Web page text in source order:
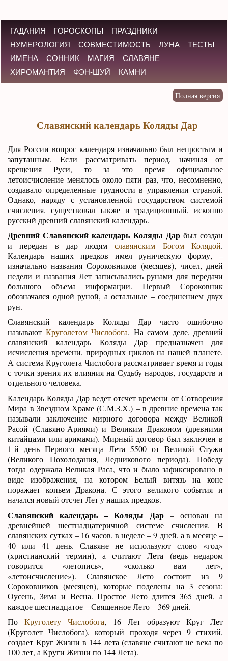
ГАДАНИЯ ГОРОСКОПЫ
ПРАЗДНИКИ
НУМЕРОЛОГИЯ
СОВМЕСТИМОСТЬ ЛУНА
ТЕСТЫ
ИМЕНА
СОННИК МАГИЯ
СЛАВЯНЕ
ХИРОМАНТИЯ
ФЭН-ШУЙ КАМНИ
Славянский календарь Коляды Дар
Для России вопрос календаря изначально был непростым и
запутанным. Если рассматривать период, начиная от
крещения Руси, то за это время официальное
летоисчисление менялось около пяти раз, что, несомненно,
создавало определенные трудности в управлении страной.
Однако, наряду с установленной государством системой
счисления, существовал также и традиционный, исконно
русский древний славянский календарь.
Древний Славянский календарь Коляды Дарбыл создан
и передан в дар людямславянским Богом Колядой.
Календарь наших предков имел руническую форму, –
изначально названия Сороковников (месяцев), чисел, дней
недели и названия Лет записывались рунами для передачи
большого объема информации. Первый Сороковник
обозначался одной руной, а остальные – соединением двух
рун.
Славянский календарь Коляды Дар часто ошибочно
называют Круголетом Числобога. На самом деле, древний
славянский календарь Коляды Дар предназначен для
исчисления времени, природных циклов на нашей планете.
А система Круголета Числобога рассматривает время и годы
с точки зрения их влияния на Судьбу народов, государств и
отдельного человека.
Календарь Коляды Дар ведет отсчет времени от Сотворения
Мира в Звездном Храме (С.М.З.Х.) – в древние времена так
называли заключение мирного договора между Великой
Расой (Славяно-Ариями) и Великим Драконом (древними
китайцами или аримами). Мирный договор был заключен в
1-й день Первого месяца Лета 5500 от Великой Стужи
(Великого Похолодания, Ледникового периода). Победу
тогда одержала Великая Раса, что и было зафиксировано в
виде изображения, на котором Белый витязь на коне
поражает копьем Дракона. С этого великого события и
начался новый отсчет Лет у наших предков.
Славянский календарь – Коляды Дар – основан на
древнейшей шестнадцатеричной системе счисления. В
славянских сутках – 16 часов, в неделе – 9 дней, а в месяце –
40 или 41 день. Славяне не используют слово «год»
(христианский термин), а считают Лета (ведь недаром
говорится «летопись», «сколько вам лет»,
«летоисчисление»). Славянское Лето состоит из 9
Сороковников (месяцев), которые поделены на 3 сезона:
Оусень, Зима и Весна. Простое Лето длится 365 дней, а
каждое шестнадцатое – Священное Лето – 369 дней.
ПоКруголету Числобога, 16 Лет образуют Круг Лет
(Круголет Числобога), который проходя через 9 стихий,
создает Круг Жизни в 144 лета (славяне считают не века по
100 лет, а Круги Жизни по 144 Лета).